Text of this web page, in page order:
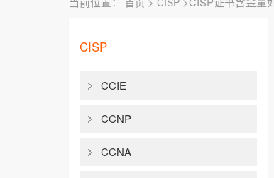
CISP
CCIE
CCNP
CCNA